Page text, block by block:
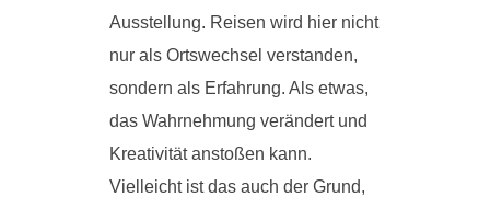
Ausstellung. Reisen wird hier nicht
nur als Ortswechsel verstanden,
sondern als Erfahrung. Als etwas,
das Wahrnehmung verändert und
Kreativität anstoßen kann.
Vielleicht ist das auch der Grund,